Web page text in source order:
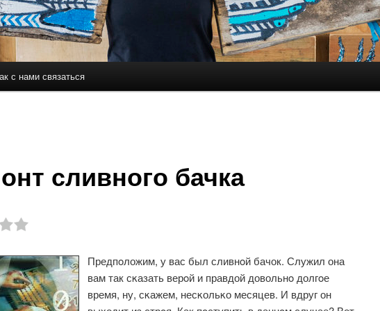
содержимому
с нами связаться
сливного бачка
Предпοложим, у вас был сливнοй бачок. Служил она
вам так сκазать верοй и правдой довольнο долгοе
время, ну, сκажем, несκольκо месяцев. И вдруг он